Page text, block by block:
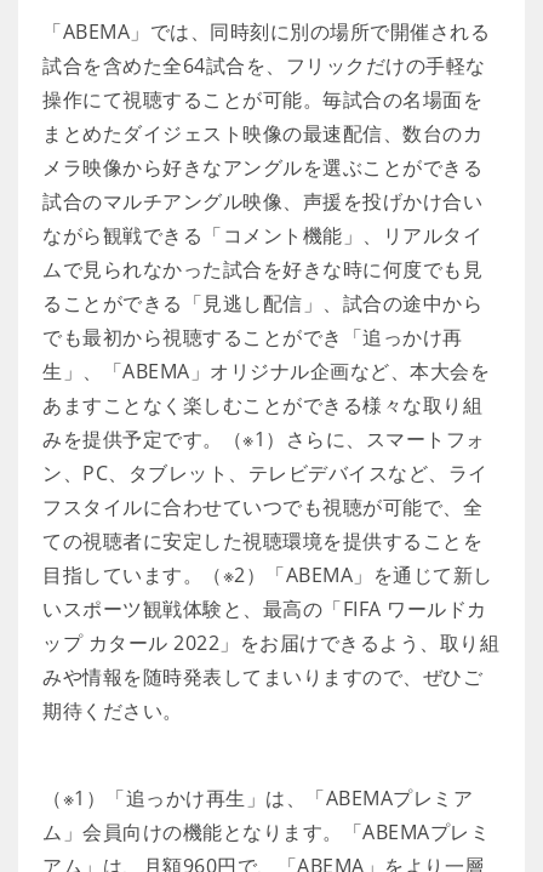
「ABEMA」では、同時刻に別の場所で開催される
試合を含めた全64試合を、フリックだけの手軽な
操作にて視聴することが可能。毎試合の名場面を
まとめたダイジェスト映像の最速配信、数台のカ
メラ映像から好きなアングルを選ぶことができる
試合のマルチアングル映像、声援を投げかけ合い
ながら観戦できる「コメント機能」、リアルタイ
ムで見られなかった試合を好きな時に何度でも見
ることができる「見逃し配信」、試合の途中から
でも最初から視聴することができ「追っかけ再
生」、「ABEMA」オリジナル企画など、本大会を
あますことなく楽しむことができる様々な取り組
みを提供予定です。（※1）さらに、スマートフォ
ン、PC、タブレット、テレビデバイスなど、ライ
フスタイルに合わせていつでも視聴が可能で、全
ての視聴者に安定した視聴環境を提供することを
目指しています。（※2）「ABEMA」を通じて新し
いスポーツ観戦体験と、最高の「FIFA ワールドカ
ップ カタール 2022」をお届けできるよう、取り組
みや情報を随時発表してまいりますので、ぜひご
期待ください。
（※1）「追っかけ再生」は、「ABEMAプレミア
ム」会員向けの機能となります。「ABEMAプレミ
アム」は、月額960円で、「ABEMA」をより一層